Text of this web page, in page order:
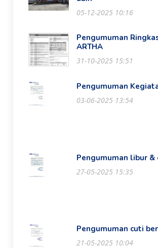
05-12-2025 10:16
Pengumuman
ARTHA
31-10-2025 15:51
Pengumuman
03-06-2025 13:54
Pengumuman libur
27-05-2025 15:35
Pengumuman cuti
21-05-2025 10:04